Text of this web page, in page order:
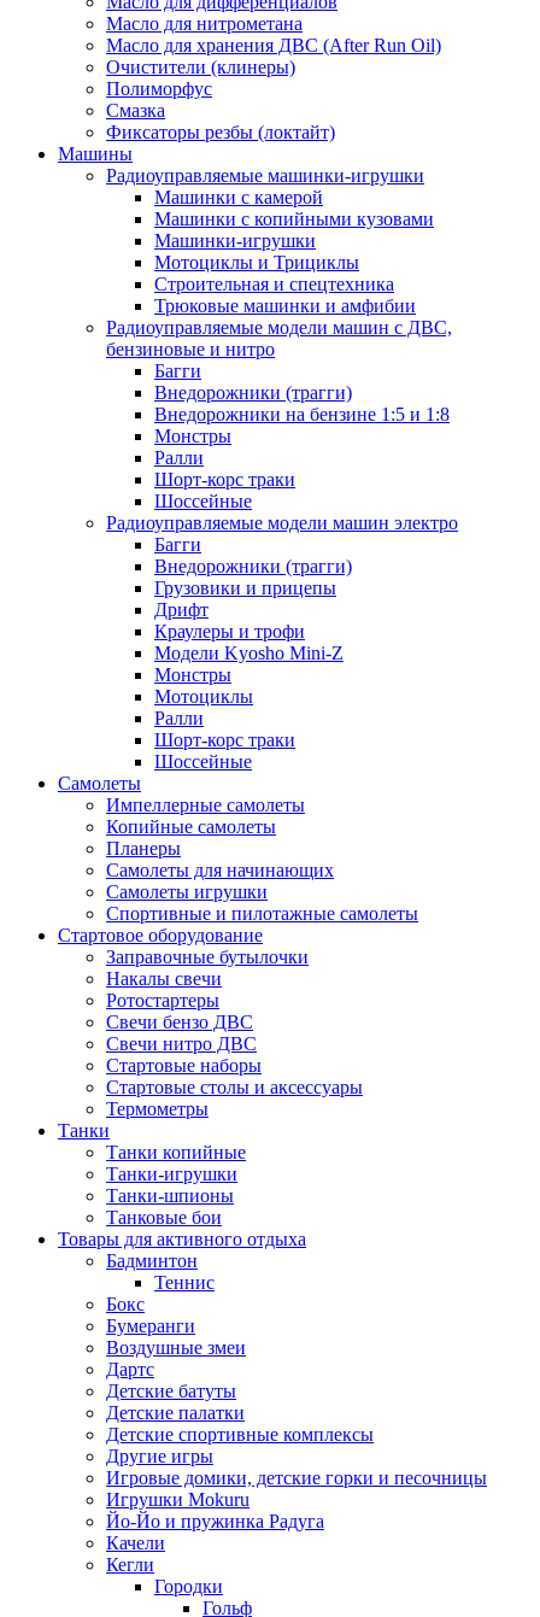
Масло для нитрометана
Масло для хранения ДВС (After Run Oil)
Очистители (клинеры)
Полиморфус
Смазка
Фиксаторы резбы (локтайт)
Машины
Радиоуправляемые машинки-игрушки
Машинки с камерой
Машинки с копийными кузовами
Машинки-игрушки
Мотоциклы и Трициклы
Строительная и спецтехника
Трюковые машинки и амфибии
Радиоуправляемые модели машин с ДВС,
бензиновые и нитро
Багги
Внедорожники (трагги)
Внедорожники на бензине 1:5 и 1:8
Монстры
Ралли
Шорт-корс траки
Шоссейные
Радиоуправляемые модели машин электро
Багги
Внедорожники (трагги)
Грузовики и прицепы
Дрифт
Краулеры и трофи
Модели Kyosho Mini-Z
Монстры
Мотоциклы
Ралли
Шорт-корс траки
Шоссейные
Самолеты
Импеллерные самолеты
Копийные самолеты
Планеры
Самолеты для начинающих
Самолеты игрушки
Спортивные и пилотажные самолеты
Стартовое оборудование
Заправочные бутылочки
Накалы свечи
Ротостартеры
Свечи бензо ДВС
Свечи нитро ДВС
Стартовые наборы
Стартовые столы и аксессуары
Термометры
Танки
Танки копийные
Танки-игрушки
Танки-шпионы
Танковые бои
Товары для активного отдыха
Бадминтон
Теннис
Бокс
Бумеранги
Воздушные змеи
Дартс
Детские батуты
Детские палатки
Детские спортивные комплексы
Другие игры
Игровые домики, детские горки и песочницы
Игрушки Mokuru
Йо-Йо и пружинка Радуга
Качели
Кегли
Городки
Гольф